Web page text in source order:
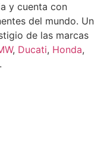
y cuenta con
del mundo. Un
de las marcas
, Ducati, Honda,